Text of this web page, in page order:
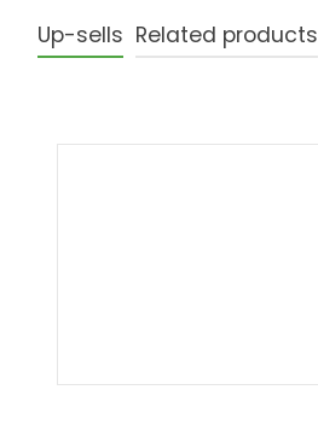
Up-sells Related products